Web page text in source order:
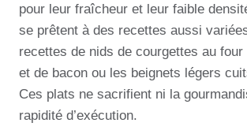
pour leur fraîcheur et leur faible
se prêtent à des recettes aussi
recettes de nids de courgettes au
et de bacon ou les beignets légers
Ces plats ne sacrifient ni la
rapidité d’exécution.